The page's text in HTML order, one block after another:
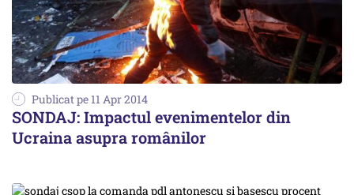
Publicat pe 11 Apr 2014
SONDAJ: Impactul evenimentelor din
Ucraina asupra românilor